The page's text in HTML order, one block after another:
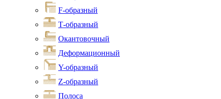
F-образный
Т-образный
Окантовочный
Деформационный
Y-образный
Z-образный
Полоса